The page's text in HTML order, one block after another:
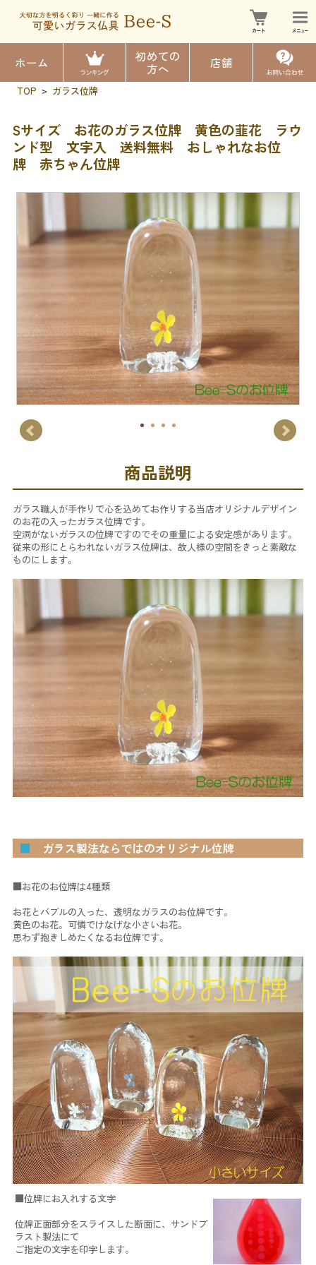
ホーム
初めての
方へ
店舗
TOP > ガラス位牌
Sサイズ お花のガラス位牌 黄色の韮花 ラウ
ンド型 文字入 送料無料 おしゃれなお位
牌 赤ちゃん位牌
商品説明
ガラス職人が手作りで心を込めてお作りする当店オリジナルデザイン
のお花の入ったガラス位牌です。
空洞がないガラスの位牌ですのでその重量による安定感があります。
従来の形にとらわれないガラス位牌は、故人様の空間をきっと素敵な
ものにします。
■ ガラス製法ならではのオリジナル位牌
■お花のお位牌は4種類
お花とバブルの入った、透明なガラスのお位牌です。
黄色のお花。可憐でけなげな小さいお花。
思わず抱きしめたくなるお位牌です。
■位牌にお入れする文字
位牌正面部分をスライスした断面に、サンドブ
ラスト製法にて
ご指定の文字を印字します。